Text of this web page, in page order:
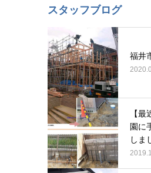
スタッフブログ
福井
【
園に
しま